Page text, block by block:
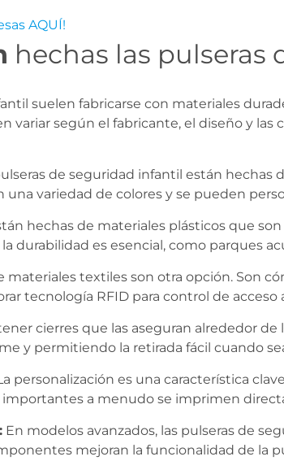
AQUÍ!
hechas las
suelen fabricarse con materiales
variar según el fabricante, el diseño y
de seguridad infantil están hechas
una variedad de colores y se pueden
hechas de materiales plásticos que
durabilidad es esencial, como parques
materiales textiles son otra opción. Son
tecnología RFID para control de
cierres que las aseguran alrededor
y permitiendo la retirada fácil cuando
personalización es una característica
a menudo se imprimen
En modelos avanzados, las pulseras de
mejoran la funcionalidad de